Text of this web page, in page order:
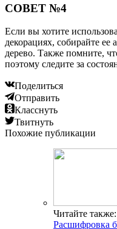
СОВЕТ №4
Если вы хотите
декорациях, собирайте ее
дерево. Также помните,
поэтому следите за
Поделиться
Отправить
Класснуть
Твитнуть
Похожие публикации
Читайте также:
Расшифровка